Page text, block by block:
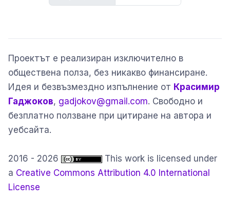
Проектът е реализиран изключително в
обществена полза, без никакво финансиране.
Идея и безвъзмездно изпълнение от Красимир
Гаджоков, gadjokov@gmail.com. Свободно и
безплатно ползване при цитиране на автора и
уебсайта.
2016 - 2026
This work is licensed under
a Creative Commons Attribution 4.0 International
License